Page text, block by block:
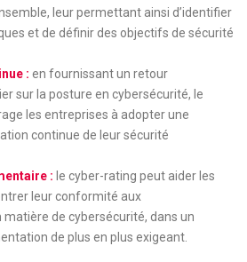
leur permettant ainsi d’identifier
et de définir des objectifs de sécurité
: en fournissant un retour
sur la posture en cybersécurité, le
les entreprises à adopter une
continue de leur sécurité
: le cyber-rating peut aider les
leur conformité aux
de cybersécurité, dans un
de plus en plus exigeant.